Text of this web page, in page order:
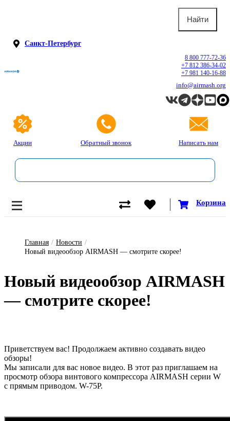
Санкт-Петербург
Акции Обратный звонок Написать нам
8 800 777-72-36
+7 812 386-34-02
+7 981 140-16-88
info@airmash.org
Корзина
Главная / Новости /
Новый видеообзор AIRMASH — смотрите скорее!
Но­вый ви­де­ооб­зор AIRMASH
— смот­ри­те ско­рее!
Приветствуем вас! Продолжаем активно создавать видео
обзоры!
Мы записали для вас новое видео. В этот раз приглашаем на
просмотр обзора винтового компрессора AIRMASH серии W
с прямым приводом. W-75P.